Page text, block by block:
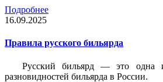
Подробнее
16.09.2025
Правила русского бильярда
Русский бильярд — это одна
разновидностей бильярда в России.